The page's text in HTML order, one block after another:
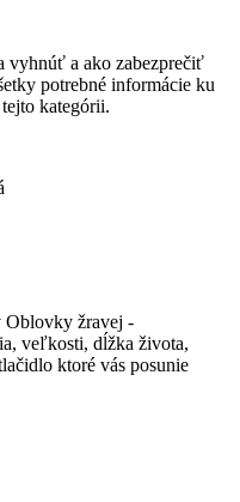
vyhnúť a ako zabezprečiť
potrebné informácie ku
kategórii.
Oblovky žravej -
veľkosti, dĺžka života,
ktoré vás posunie